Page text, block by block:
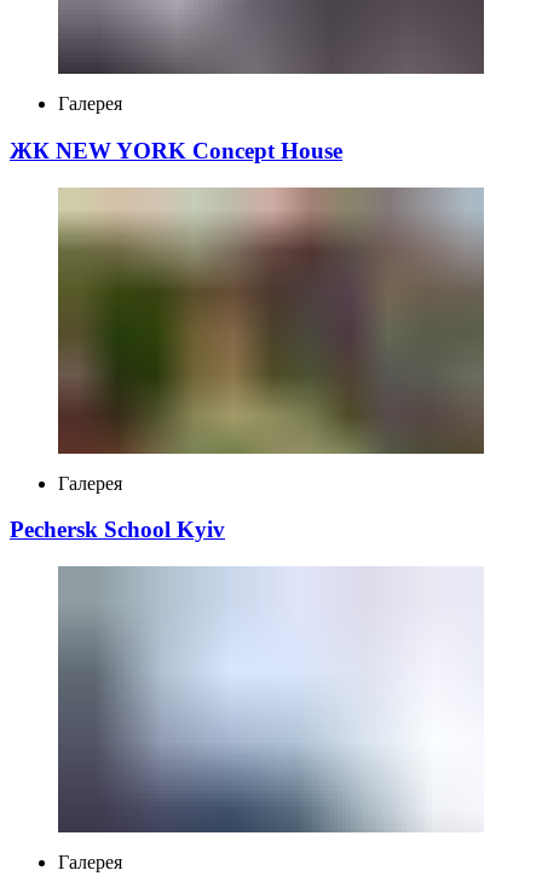
Галерея
ЖК NEW YORK Concept House
Галерея
Pechersk School Kyiv
Галерея